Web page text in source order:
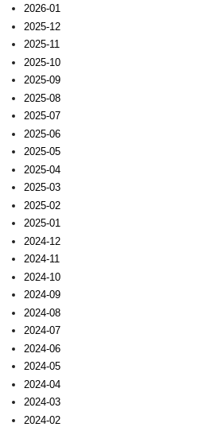
2026-01
2025-12
2025-11
2025-10
2025-09
2025-08
2025-07
2025-06
2025-05
2025-04
2025-03
2025-02
2025-01
2024-12
2024-11
2024-10
2024-09
2024-08
2024-07
2024-06
2024-05
2024-04
2024-03
2024-02